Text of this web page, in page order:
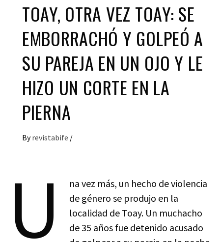
TOAY, OTRA VEZ TOAY: SE
EMBORRACHÓ Y GOLPEÓ A
SU PAREJA EN UN OJO Y LE
HIZO UN CORTE EN LA
PIERNA
By revistabife /
U
na vez más, un hecho de violencia
de género se produjo en la
localidad de Toay. Un muchacho
de 35 años fue detenido acusado